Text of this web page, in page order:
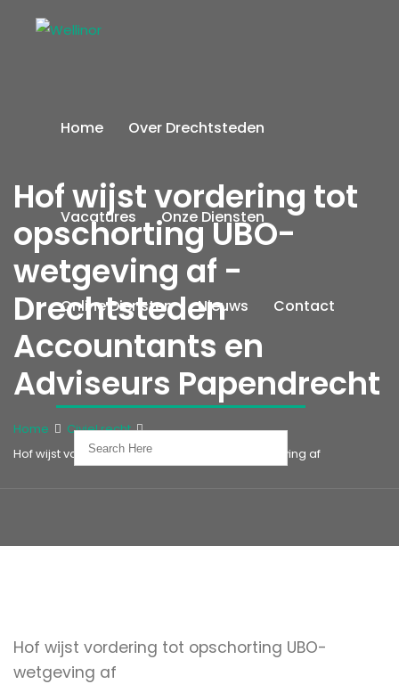
Home Over Drechtsteden
Vacatures Onze Diensten
Online Diensten Nieuws Contact
Hof wijst vordering tot
opschorting UBO-
wetgeving af -
Drechtsteden
Accountants en
Adviseurs Papendrecht
Home
Civiel recht
Hof wijst vordering tot opschorting UBO-wetgeving af
Hof wijst vordering tot opschorting UBO-
wetgeving af